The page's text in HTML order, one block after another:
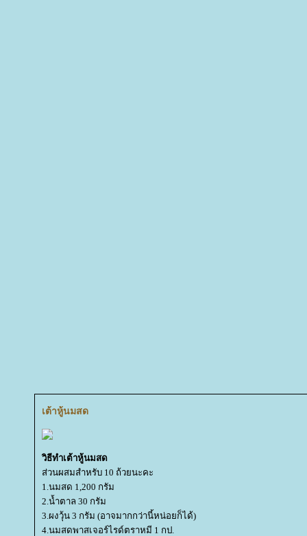
เต้าหู้นมสด
วิธีทำเต้าหู้นมสด
ส่วนผสมสำหรับ 10 ถ้วยนะคะ
1.นมสด 1,200 กรัม
2.น้ำตาล 30 กรัม
3.ผงวุ้น 3 กรัม (อาจมากกว่านี้หน่อยก็ได้)
4.นมสดพาสเจอร์ไรด์ตราหมี 1 กป.